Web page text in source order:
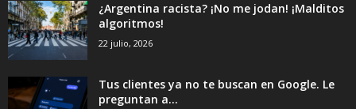
¿Argentina racista? ¡No me jodan! ¡Malditos
algoritmos!
22 julio, 2026
Tus clientes ya no te buscan en Google. Le
preguntan a...